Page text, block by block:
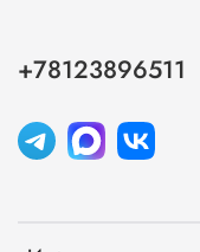
+78123896511